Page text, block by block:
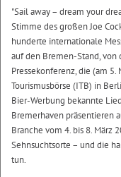
"Sail away – dream your
Stimme des großen Joe
hunderte internationale
auf den Bremen-Stand, von
Pressekonferenz, die (am
Tourismusbörse (ITB) in
Bier-Werbung bekannte
Bremerhaven präsentieren
Branche vom 4. bis 8. März
Sehnsuchtsorte – und die
tun.